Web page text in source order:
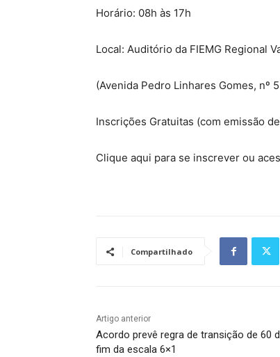
Horário: 08h às 17h
Local: Auditório da FIEMG Regional
(Avenida Pedro Linhares Gomes, nº
Inscrições Gratuitas (com emissão
Clique aqui para se inscrever ou
Compartilhado
Artigo anterior
Acordo prevê regra de transição de 60
fim da escala 6×1